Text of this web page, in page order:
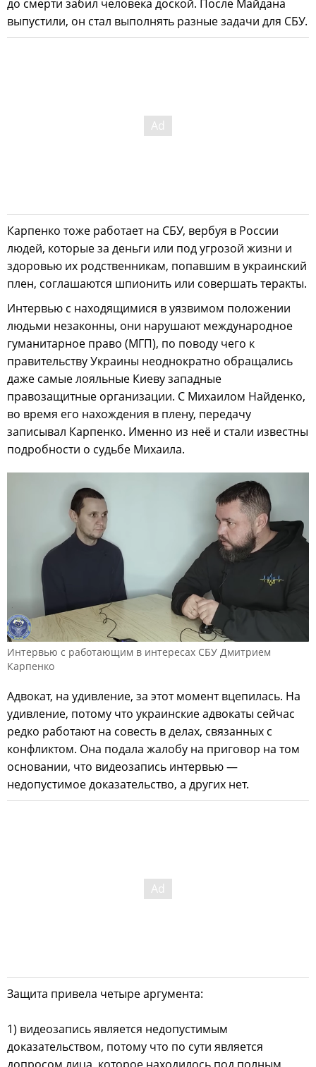
до смерти забил человека доской. После Майдана
выпустили, он стал выполнять разные задачи для СБУ.
Карпенко тоже работает на СБУ, вербуя в России
людей, которые за деньги или под угрозой жизни и
здоровью их родственникам, попавшим в украинский
плен, соглашаются шпионить или совершать теракты.
Интервью с находящимися в уязвимом положении
людьми незаконны, они нарушают международное
гуманитарное право (МГП), по поводу чего к
правительству Украины неоднократно обращались
даже самые лояльные Киеву западные
правозащитные организации. С Михаилом Найденко,
во время его нахождения в плену, передачу
записывал Карпенко. Именно из неё и стали известны
подробности о судьбе Михаила.
Интервью с работающим в интересах СБУ Дмитрием
Карпенко
Адвокат, на удивление, за этот момент вцепилась. На
удивление, потому что украинские адвокаты сейчас
редко работают на совесть в делах, связанных с
конфликтом. Она подала жалобу на приговор на том
основании, что видеозапись интервью —
недопустимое доказательство, а других нет.
Защита привела четыре аргумента:
1) видеозапись является недопустимым
доказательством, потому что по сути является